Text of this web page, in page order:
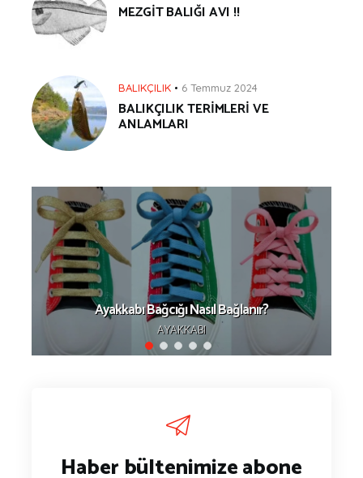
MEZGİT BALIĞI AVI !!
BALIKÇILIK 6 Temmuz 2024
BALIKÇILIK TERİMLERİ VE
ANLAMLARI
Ayakkabı Bağcığı Nasıl Bağlanır?
AYAKKABI
Haber bültenimize abone